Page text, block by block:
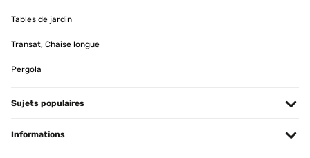
Tables de jardin
Transat, Chaise longue
Pergola
Sujets populaires
Informations